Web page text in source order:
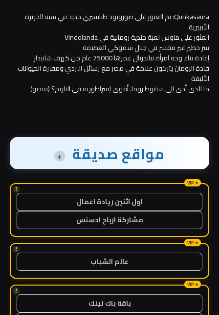
Qunkasaura: تم العثور على صوروبود طباشيري جديد في شبه الجزيرة
الأيبيرية
العثور على ماوس لعبة جلدية رومانية في Vindolanda
سر خطير غير مفسر في جبال سموكي العظيمة
إعادة بناء وجه امرأة نياندرتال عمرها 75000 عام من كهف شانيدار
قادة الرومان يتركون علامة في مصر مع رسائل البردي ومقبرة الحيوانات
الأليفة
ما الذي أدى إلى سقوط روما، أقوى إمبراطورية في التاريخ؟ (فيديو)
مواقع صديقة +
!
اول اثنين ريادة اعمال
مشاركة ارباح ادسنس
!
عالم الشباب
!
باقة باك لينك